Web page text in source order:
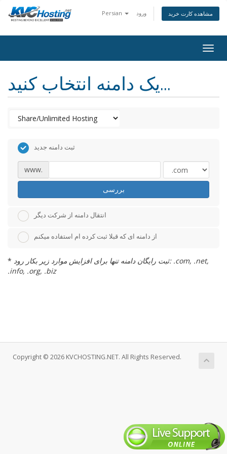
Persian ورود مشاهده کارت خرید
یک دامنه انتخاب کنید...
ثبت دامنه جدید
www.
بررسی
انتقال دامنه از شرکت دیگر
از دامنه ای که قبلا ثبت کرده ام استفاده میکنم
* ثبت رایگان دامنه تنها برای افزایش موارد زیر بکار رود: .com, .net,
.info, .org, .biz
Copyright © 2026 KVCHOSTING.NET. All Rights Reserved.